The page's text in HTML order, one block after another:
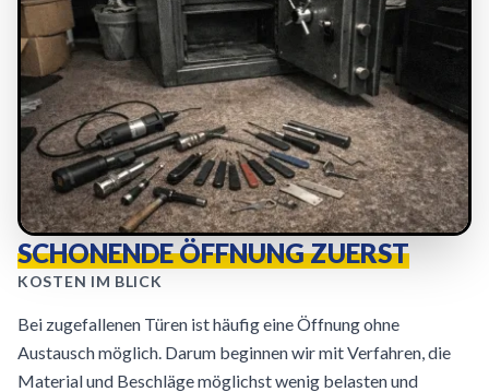
SCHONENDE ÖFFNUNG ZUERST
KOSTEN IM BLICK
Bei zugefallenen Türen ist häufig eine Öffnung ohne
Austausch möglich. Darum beginnen wir mit Verfahren, die
Material und Beschläge möglichst wenig belasten und